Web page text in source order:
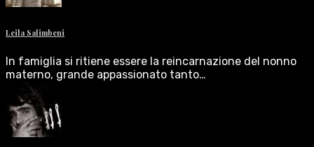
Leila Salimbeni
In famiglia si ritiene essere la reincarnazione del nonno
materno, grande appassionato tanto…